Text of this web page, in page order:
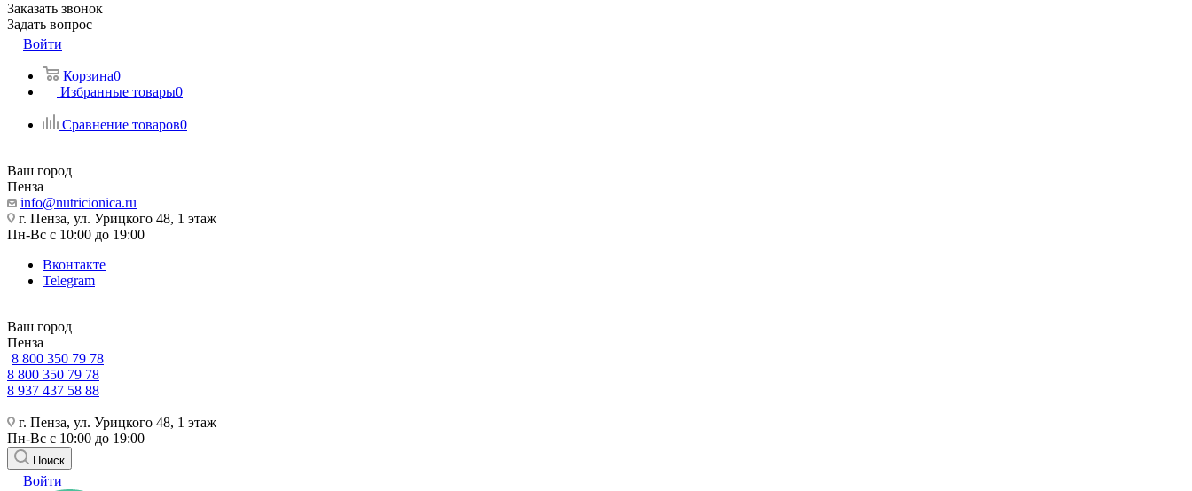
Заказать звонок
Задать вопрос
Войти
Корзина0
Избранные товары0
Сравнение товаров0
Ваш город
Пенза
info@nutricionica.ru
г. Пенза, ул. Урицкого 48, 1 этаж
Пн-Вс с 10:00 до 19:00
Вконтакте
Telegram
Ваш город
Пенза
8 800 350 79 78
8 800 350 79 78
8 937 437 58 88
г. Пенза, ул. Урицкого 48, 1 этаж
Пн-Вс с 10:00 до 19:00
Поиск
Войти